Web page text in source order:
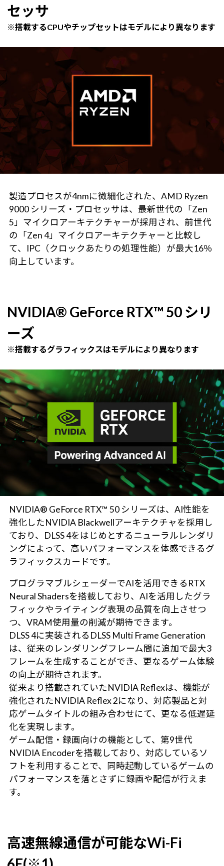
セッサ
※搭載するCPUやチップセットはモデルにより異なります
製造プロセスが4nmに微細化された、AMD Ryzen
9000 シリーズ・プロセッサは、最新世代の「Zen
5」マイクロアーキテクチャーが採用され、前世代
の「Zen 4」マイクロアーキテクチャーと比較し
て、IPC（クロックあたりの処理性能）が最大16％
向上しています。
NVIDIA® GeForce RTX™ 50 シリ
ーズ
※搭載するグラフィックスはモデルにより異なります
NVIDIA® GeForce RTX™ 50 シリーズは、AI性能を
強化したNVIDIA Blackwellアーキテクチャを採用し
ており、DLSS 4をはじめとするニューラルレンダリ
ングによって、高いパフォーマンスを体感できるグ
ラフィックスカードです。
プログラマブルシェーダーでAIを活用できるRTX
Neural Shadersを搭載しており、AIを活用したグラ
フィックやライティング表現の品質を向上させつ
つ、VRAM使用量の削減が期待できます。
DLSS 4に実装されるDLSS Multi Frame Generation
は、従来のレンダリングフレーム間に追加で最大3
フレームを生成することができ、更なるゲーム体験
の向上が期待されます。
従来より搭載されていたNVIDIA Reflexは、機能が
強化されたNVIDIA Reflex 2になり、対応製品と対
応ゲームタイトルの組み合わせにて、更なる低遅延
化を実現します。
ゲーム配信・録画向けの機能として、第9世代
NVIDIA Encoderを搭載しており、対応しているソ
フトを利用することで、同時起動しているゲームの
パフォーマンスを落とさずに録画や配信が行えま
す。
高速無線通信が可能なWi-Fi